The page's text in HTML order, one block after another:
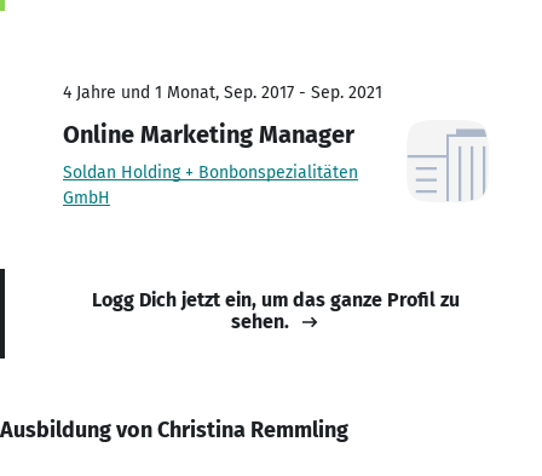
4 Jahre und 1 Monat, Sep. 2017 - Sep. 2021
Online Marketing Manager
Soldan Holding + Bonbonspezialitäten
GmbH
Logg Dich jetzt ein, um das ganze Profil zu
sehen.
Ausbildung von Christina Remmling